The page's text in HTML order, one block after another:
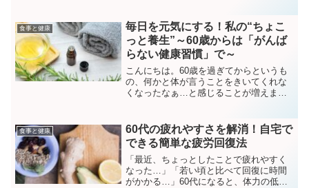
動・食事・生活習慣・メンタルケアの4つ
の観点から、60歳...
食事と健康
毎日を元気にする！私の“ちょこ
っと養生”～60歳からは「がんば
らない健康習慣」で～
こんにちは。60歳を過ぎてからというも
の、何かと体が言うことをきいてくれな
くなったなぁ…と感じることが増えまし
院に行くほどではないけれど、なんとな
く不調。そういう日が、...
食事と健康
60代の疲れやすさを解消！自宅で
できる簡単な疲労回復法
「最近、ちょっとしたことで疲れやすく
なった…」「若い頃と比べて回復に時間
がかかる…」60代になると、体力の低下